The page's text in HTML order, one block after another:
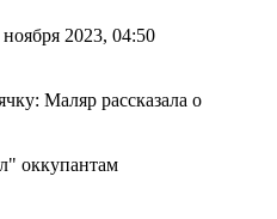
2023, 04:50
оккупантам